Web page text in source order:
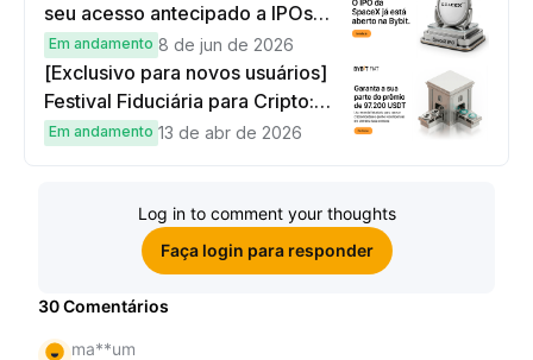
seu acesso antecipado a IPOs
globais
Em andamento 8 de jun de 2026
[Exclusivo para novos usuários]
Festival Fiduciária para Cripto:
complete tarefas simples e
Em andamento 13 de abr de 2026
Log in to comment your thoughts
Faça login para responder
30Comentários
ma**um